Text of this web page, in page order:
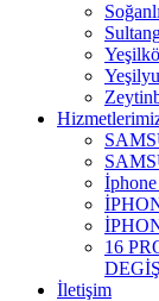
16
İletişim